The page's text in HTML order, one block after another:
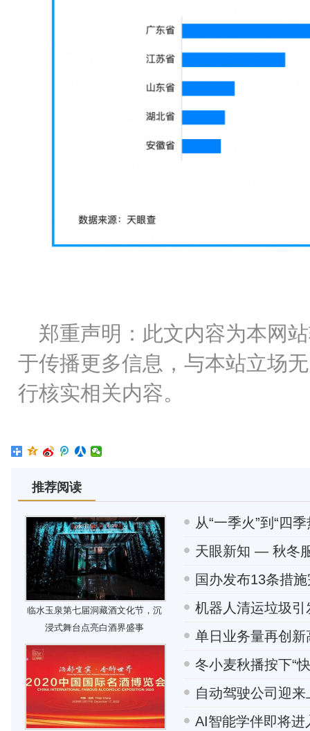
郑重声明：此文内容为本网
于传播更多信息，与本站立场
行核实相关内容。
推荐阅读
临水玉泉第七届洞藏酒文化节，沉
浸式舞台点亮白酒界盛事
从“一季火”到“四
天眼新知 — 秋冬
国办发布13条措
机器人清运垃圾引
单日业务量再创
冬小麦秋播按下“
自动驾驶公司迎
AI智能学伴即将进